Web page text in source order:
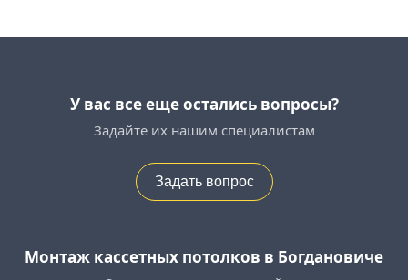
У вас все еще остались вопросы?
Задайте их нашим специалистам
Задать вопрос
Монтаж кассетных потолков в Богдановиче